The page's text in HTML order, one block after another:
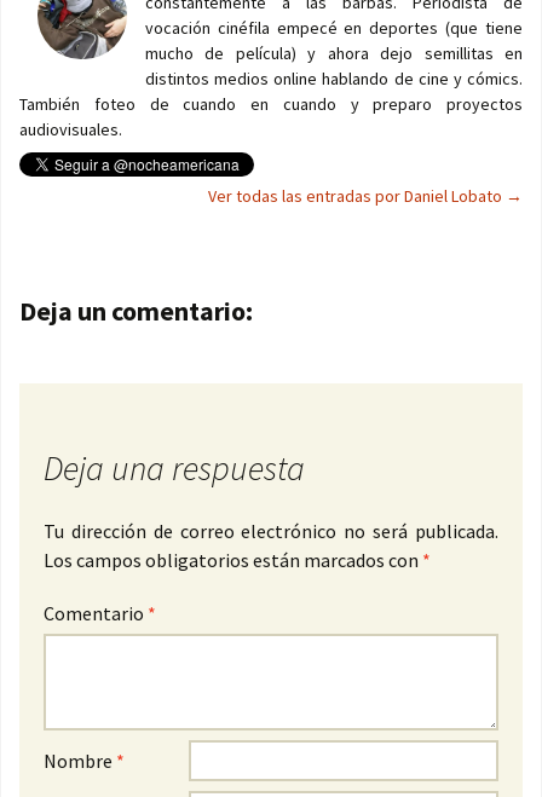
vocación cinéfila empecé en deportes (que tiene
mucho de película) y ahora dejo semillitas en
distintos medios online hablando de cine y cómics.
También foteo de cuando en cuando y preparo proyectos
audiovisuales.
Ver todas las entradas por Daniel Lobato →
Navegación de entradas
Deja un comentario:
Deja una respuesta
Tu dirección de correo electrónico no será publicada.
Los campos obligatorios están marcados con *
Comentario *
Nombre *